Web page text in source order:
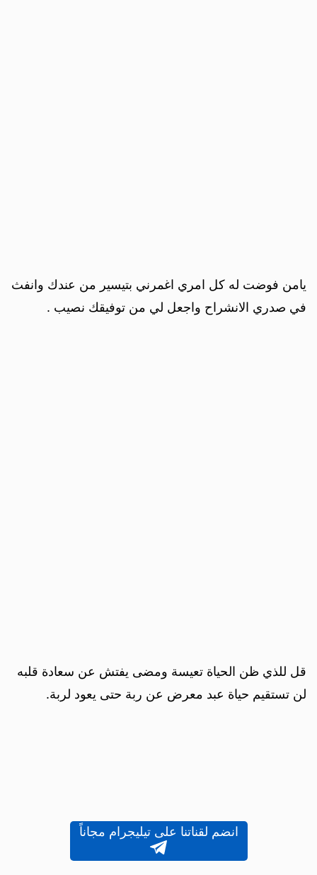
يامن فوضت له كل امري اغمرني بتيسير من عندك وانفث
في صدري الانشراح واجعل لي من توفيقك نصيب .
قل للذي ظن الحياة تعيسة ومضى يفتش عن سعادة قلبه
لن تستقيم حياة عبد معرض عن ربة حتى يعود لربة.
انضم لقناتنا على تيليجرام مجاناً